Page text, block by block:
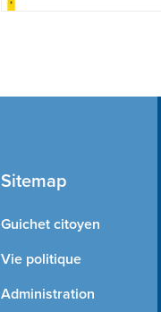
Sitemap
Guichet citoyen
Vie politique
Administration